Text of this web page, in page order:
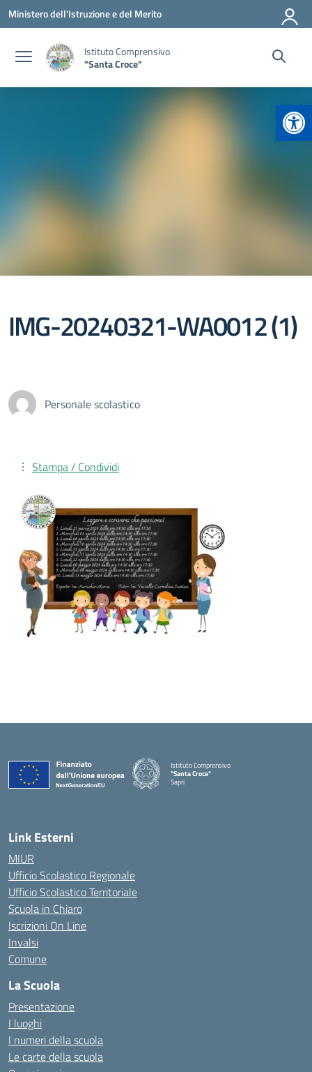
Vai ai contenuti
Vai al menu di navigazione
Vai al footer
Ministero dell'Istruzione e del Merito
Istituto Comprensivo
"Santa Croce"
IMG-20240321-WA0012 (1)
Personale scolastico
Stampa / Condividi
Istituto Comprensivo
"Santa Croce"
Sapri
— Visita la pagina iniziale della scuola
Link Esterni
MIUR
Ufficio Scolastico Regionale
Ufficio Scolastico Territoriale
Scuola in Chiaro
Iscrizioni On Line
Invalsi
Comune
La Scuola
Presentazione
I luoghi
I numeri della scuola
Le carte della scuola